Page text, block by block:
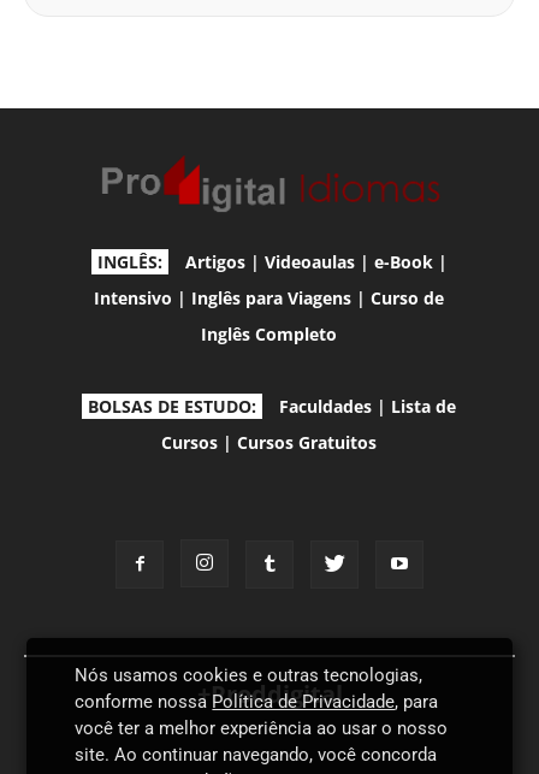
INGLÊS: Artigos| Videoaulas| e-Book|
Intensivo | Inglês para Viagens |Curso de
Inglês Completo
BOLSAS DE ESTUDO: Faculdades | Lista de
Cursos |Cursos Gratuitos
+Proddigital
Nós usamos cookies e outras tecnologias,
conforme nossaPolítica de Privacidade, para
você ter a melhor experiência ao usar o nosso
site. Ao continuar navegando, você concorda